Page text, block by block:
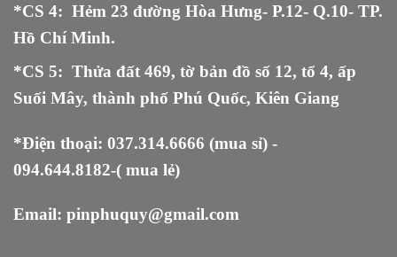
*CS 4: Hẻm 23 đường Hòa Hưng- P.12- Q.10- TP.
Hồ Chí Minh.
*CS 5: Thửa đất 469, tờ bản đồ số 12, tổ 4, ấp
Suối Mây, thành phố Phú Quốc, Kiên Giang
*Điện thoại: 037.314.6666 (mua sỉ) -
094.644.8182-( mua lẻ)
Email: pinphuquy@gmail.com